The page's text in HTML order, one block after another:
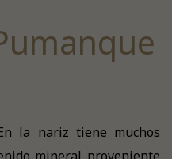
la nariz tiene muchos